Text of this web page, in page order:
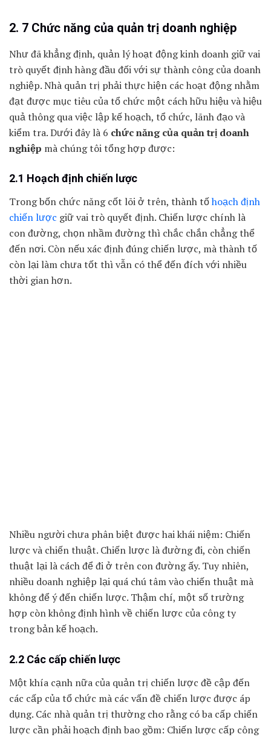
2. 7 Chức năng của quản trị doanh nghiệp
Như đã khẳng định, quản lý hoạt động kinh doanh giữ vai
trò quyết định hàng đầu đối với sự thành công của doanh
nghiệp. Nhà quản trị phải thực hiện các hoạt động nhằm
đạt được mục tiêu của tổ chức một cách hữu hiệu và hiệu
quả thông qua việc lập kế hoạch, tổ chức, lãnh đạo và
kiểm tra. Dưới đây là 6 chức năng của quản trị doanh
nghiệp mà chúng tôi tổng hợp được:
2.1 Hoạch định chiến lược
Trong bốn chức năng cốt lõi ở trên, thành tốhoạch định
chiến lược giữ vai trò quyết định. Chiến lược chính là
con đường, chọn nhầm đường thì chắc chắn chẳng thể
đến nơi. Còn nếu xác định đúng chiến lược, mà thành tố
còn lại làm chưa tốt thì vẫn có thể đến đích với nhiều
thời gian hơn.
Nhiều người chưa phân biệt được hai khái niệm: Chiến
lược và chiến thuật. Chiến lược là đường đi, còn chiến
thuật lại là cách để đi ở trên con đường ấy. Tuy nhiên,
nhiều doanh nghiệp lại quá chú tâm vào chiến thuật mà
không để ý đến chiến lược. Thậm chí, một số trường
hợp còn không định hình về chiến lược của công ty
trong bản kế hoạch.
2.2 Các cấp chiến lược
Một khía cạnh nữa của quản trị chiến lược đề cập đến
các cấp của tổ chức mà các vấn đề chiến lược được áp
dụng. Các nhà quản trị thường cho rằng có ba cấp chiến
lược cần phải hoạch định bao gồm: Chiến lược cấp công